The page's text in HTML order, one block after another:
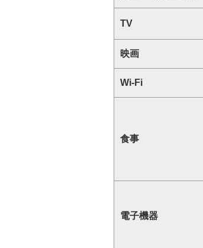
TV
映画
Wi-Fi
食事
電子機器